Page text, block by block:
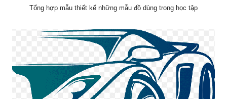
Tổng hợp mẫu thiết kế những mẫu đồ dùng trong học tập